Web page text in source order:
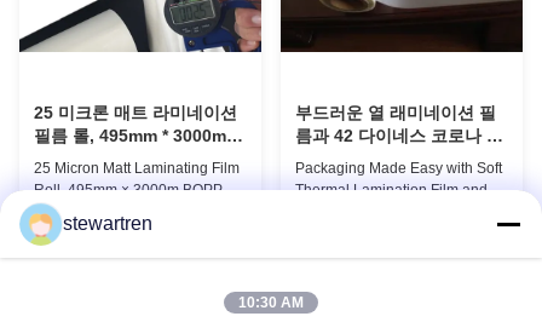
25 미크론 매트 라미네이션
필름 롤, 495mm * 3000m
BOPP 라미네이션 필름
25 Micron Matt Laminating Film
Roll, 495mm × 3000m BOPP
Lamination Films Matt 25micron
BOPP Thermal Lamination Film,
Roll Measured 495mm × 3000m
최고의 가격을 얻으십시오
부드러운 열 래미네이션 필
름과 42 다이네스 코로나 치
료로 포장하기가 쉽습니다.
Packaging Made Easy with Soft
Thermal Lamination Film and
Thermal Lamination Film is a
film specifically designed for
stewartren
10:30 AM